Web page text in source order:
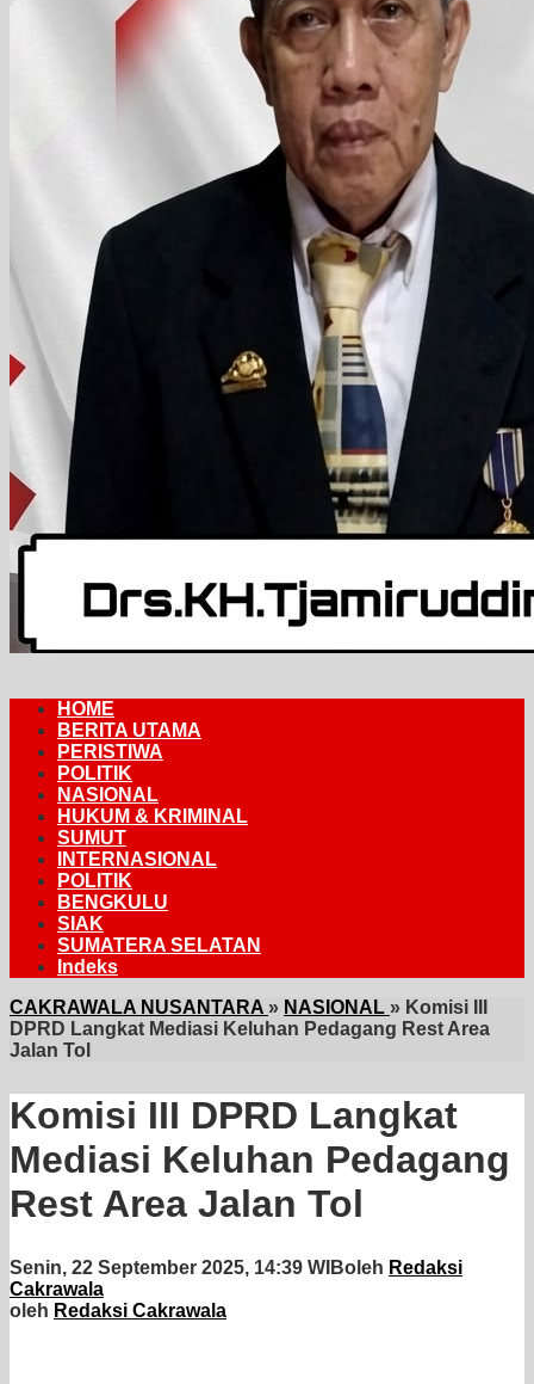
HOME
BERITA UTAMA
PERISTIWA
POLITIK
NASIONAL
HUKUM & KRIMINAL
SUMUT
INTERNASIONAL
POLITIK
BENGKULU
SIAK
SUMATERA SELATAN
Indeks
CAKRAWALA NUSANTARA » NASIONAL » Komisi III
DPRD Langkat Mediasi Keluhan Pedagang Rest Area
Jalan Tol
Komisi III DPRD Langkat
Mediasi Keluhan Pedagang
Rest Area Jalan Tol
Senin, 22 September 2025, 14:39 WIBoleh Redaksi
Cakrawala
oleh Redaksi Cakrawala